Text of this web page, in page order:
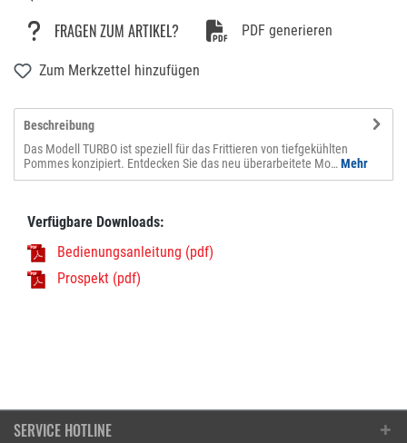
FRAGEN ZUM ARTIKEL? PDF generieren
Zum Merkzettel hinzufügen
Verfügbare Downloads:
Bedienungsanleitung (pdf)
Prospekt (pdf)
Beschreibung
Das Modell TURBO ist speziell für das Frittieren von tiefgekühlten
Pommes konzipiert. Entdecken Sie das neu überarbeitete Mo… Mehr
SERVICE HOTLINE